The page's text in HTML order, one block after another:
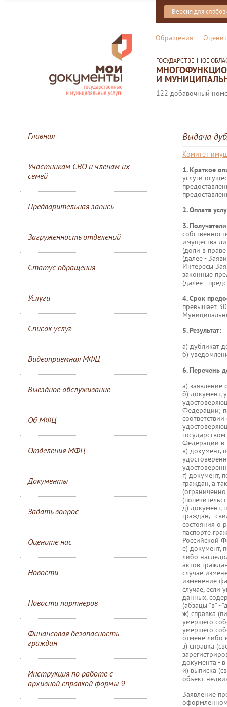
Версия для
Обращения
ГОСУДАРСТВЕННОЕ
И
122 добавочный
Главная
Участникам СВО и членам их
семей
Предварительная запись
Загруженность отделений
Статус обращения
Услуги
Список услуг
Видеоприемная МФЦ
Выездное обслуживание
Об МФЦ
Отделения МФЦ
Документы
Задать вопрос
Оцените нас
Новости
Новости партнеров
Финансовая безопасность
граждан
Инструкция по работе с
архивной справкой формы 9
Выдача
Комитет
1. Краткое
услуги
2. Оплата
3.
имущества
(доли в
(далее -
Интересы
законные
(далее -
4. Срок
превышает
5. Результат:
а) дубликат
б)
6. Перечень
а) заявление
б) документ,
Федерации;
Федерации в
в) документ,
г) документ,
граждан, а
д) документ,
граждан, -
состояния о
паспорте
Российской
е) документ,
либо
актов
случае
изменение
случае, если
данных,
(абзацы "в" -
ж) справка
умершего
умершего
отмене либо
з) справка
документа -
и) выписка
объект
Заявление